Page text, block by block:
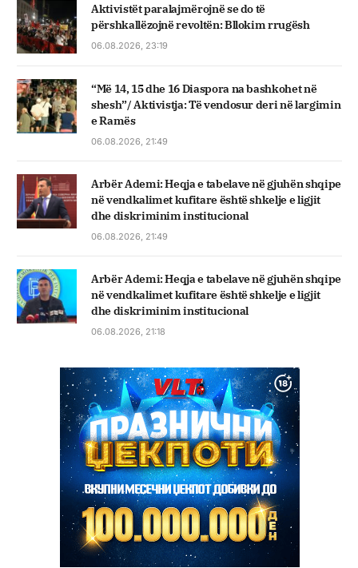
Aktivistët paralajmërojnë se do të
përshkallëzojnë revoltën: Bllokim rrugësh
06.08.2026, 23:19
“Më 14, 15 dhe 16 Diaspora na bashkohet në
shesh”/ Aktivistja: Të vendosur deri në largimin
e Ramës
06.08.2026, 21:49
Arbër Ademi: Heqja e tabelave në gjuhën shqipe
në vendkalimet kufitare është shkelje e ligjit
dhe diskriminim institucional
06.08.2026, 21:49
Arbër Ademi: Heqja e tabelave në gjuhën shqipe
në vendkalimet kufitare është shkelje e ligjit
dhe diskriminim institucional
06.08.2026, 21:18